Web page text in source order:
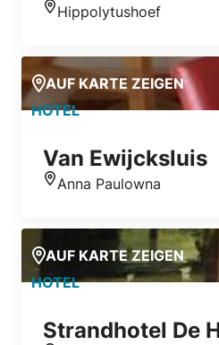
Standort
Hippolytushoef
AUF KARTE ZEIGEN
HOTEL
Van Ewijcksluis
Anna Paulowna
AUF KARTE ZEIGEN
HOTEL
Strandhotel De